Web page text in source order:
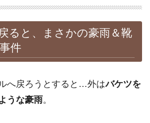
ると、まさかの豪雨＆靴
件
へ戻ろうとすると…外はバケツを
うな豪雨。